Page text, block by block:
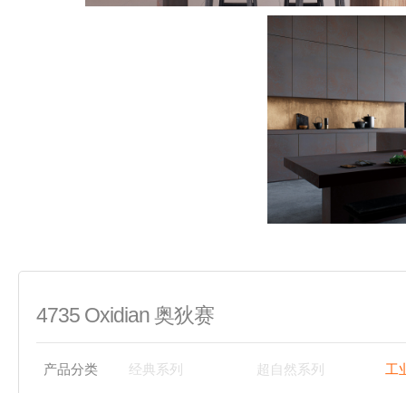
4735 Oxidian 奥狄赛
产品分类 经典系列 超自然系列 工